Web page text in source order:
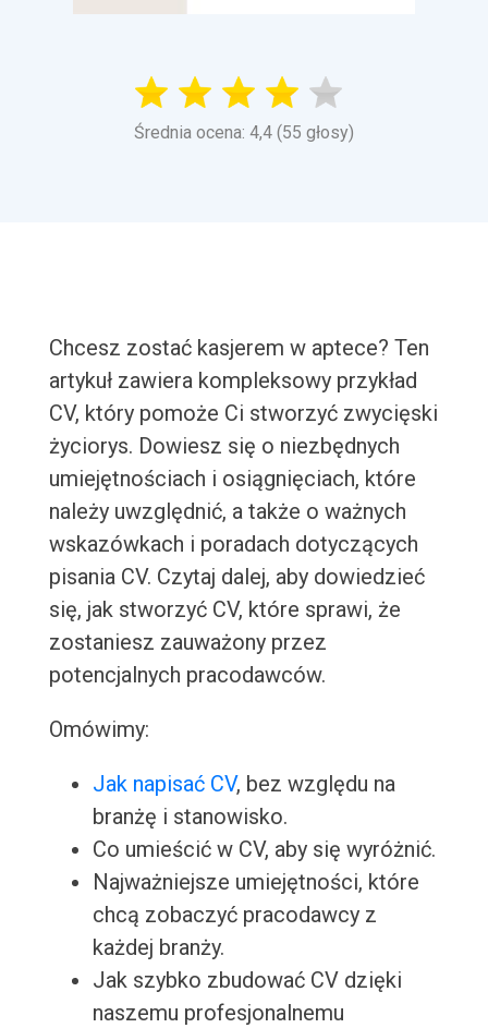
Średnia ocena: 4,4 (55 głosy)
Chcesz zostać kasjerem w aptece? Ten
artykuł zawiera kompleksowy przykład
CV, który pomoże Ci stworzyć zwycięski
życiorys. Dowiesz się o niezbędnych
umiejętnościach i osiągnięciach, które
należy uwzględnić, a także o ważnych
wskazówkach i poradach dotyczących
pisania CV. Czytaj dalej, aby dowiedzieć
się, jak stworzyć CV, które sprawi, że
zostaniesz zauważony przez
potencjalnych pracodawców.
Omówimy:
Jak napisać CV, bez względu na
branżę i stanowisko.
Co umieścić w CV, aby się wyróżnić.
Najważniejsze umiejętności, które
chcą zobaczyć pracodawcy z
każdej branży.
Jak szybko zbudować CV dzięki
naszemu profesjonalnemu